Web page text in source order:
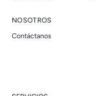
NOSOTROS
Contáctanos